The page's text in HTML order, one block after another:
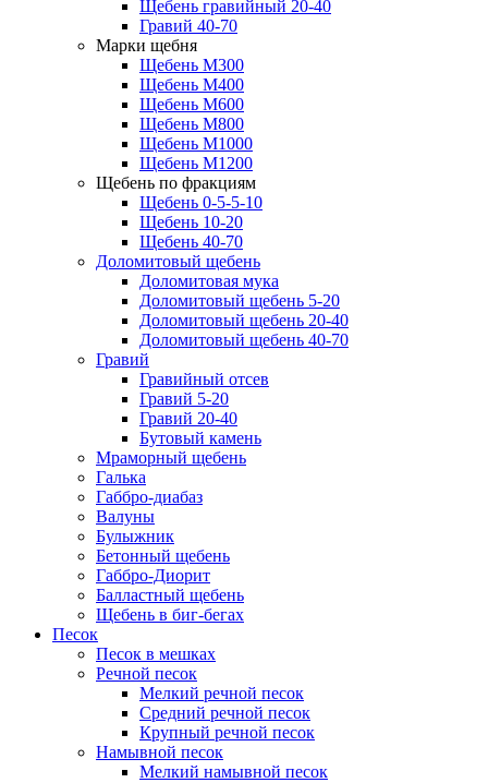
Щебень гравийный 20-40
Гравий 40-70
Марки щебня
Щебень М300
Щебень М400
Щебень М600
Щебень М800
Щебень М1000
Щебень М1200
Щебень по фракциям
Щебень 0-5-5-10
Щебень 10-20
Щебень 40-70
Доломитовый щебень
Доломитовая мука
Доломитовый щебень 5-20
Доломитовый щебень 20-40
Доломитовый щебень 40-70
Гравий
Гравийный отсев
Гравий 5-20
Гравий 20-40
Бутовый камень
Мраморный щебень
Галька
Габбро-диабаз
Валуны
Булыжник
Бетонный щебень
Габбро-Диорит
Балластный щебень
Щебень в биг-бегах
Песок
Песок в мешках
Речной песок
Мелкий речной песок
Средний речной песок
Крупный речной песок
Намывной песок
Мелкий намывной песок